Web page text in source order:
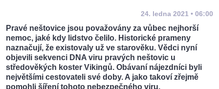
24. ledna 2021 • 06:00
Pravé neštovice jsou považovány za vůbec nejhorší
nemoc, jaké kdy lidstvo čelilo. Historické prameny
naznačují, že existovaly už ve starověku. Vědci nyní
objevili sekvenci DNA viru pravých neštovic u
středověkých koster Vikingů. Obávaní nájezdníci byli
největšími cestovateli své doby. A jako takoví zřejmě
pomohli šíření tohoto nebezpečného viru.